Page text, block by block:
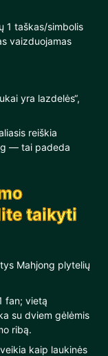
1 taškas/simbolis
vaizduojamas
yra lazdelės“,
reiškia
— tai padeda
taikyti
Mahjong plytelių
fan; vietą
su dviem gėlėmis
ribą.
kaip laukinės